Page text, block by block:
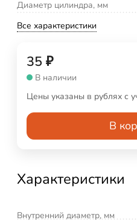
Диаметр цилиндра, мм
Все характеристики
35 ₽
В наличии
Цены указаны в рублях с
В
Характеристики
Внутренний диаметр, мм